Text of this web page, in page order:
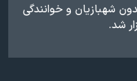
شهبازیان و خوانندگی
شد.